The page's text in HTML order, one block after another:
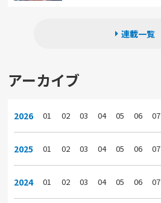
連載一覧
アーカイブ
2026 01 02 03 04 05 06 07
2025 01 02 03 04 05 06 07
2024 01 02 03 04 05 06 07